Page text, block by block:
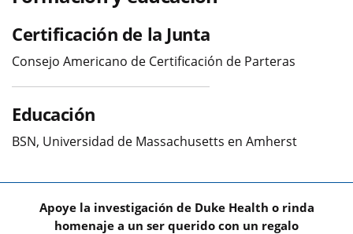
Certificación de la Junta
Consejo Americano de Certificación de Parteras
Educación
BSN, Universidad de Massachusetts en Amherst
Apoye la investigación de Duke Health o rinda
homenaje a un ser querido con un regalo